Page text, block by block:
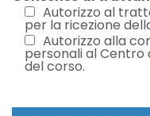
Autorizzo al
per la ricezione
Autorizzo alla
personali al Centro
del corso.